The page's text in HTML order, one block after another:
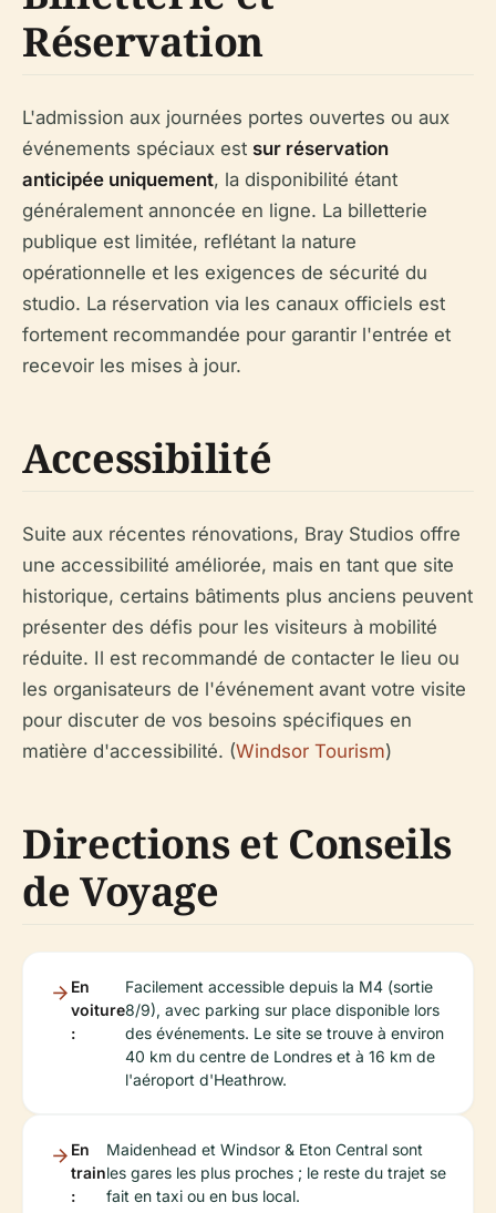
Réservation
L'admission aux journées portes ouvertes ou aux
événements spéciaux est sur réservation
anticipée uniquement, la disponibilité étant
généralement annoncée en ligne. La billetterie
publique est limitée, reflétant la nature
opérationnelle et les exigences de sécurité du
studio. La réservation via les canaux officiels est
fortement recommandée pour garantir l'entrée et
recevoir les mises à jour.
Accessibilité
Suite aux récentes rénovations, Bray Studios offre
une accessibilité améliorée, mais en tant que site
historique, certains bâtiments plus anciens peuvent
présenter des défis pour les visiteurs à mobilité
réduite. Il est recommandé de contacter le lieu ou
les organisateurs de l'événement avant votre visite
pour discuter de vos besoins spécifiques en
matière d'accessibilité. (Windsor Tourism)
Directions et Conseils
de Voyage
En
voiture
:
Facilement accessible depuis la M4 (sortie
8/9), avec parking sur place disponible lors
des événements. Le site se trouve à environ
40 km du centre de Londres et à 16 km de
l'aéroport d'Heathrow.
En
train
:
Maidenhead et Windsor & Eton Central sont
les gares les plus proches ; le reste du trajet se
fait en taxi ou en bus local.